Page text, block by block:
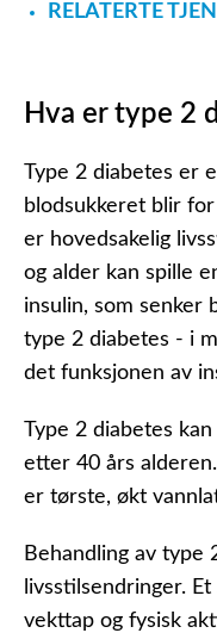
RELATERTE
Hva er type 2
Type 2 diabetes er
blodsukkeret blir
er hovedsakelig
og alder kan spille
insulin, som senker
type 2 diabetes - i
det funksjonen av
Type 2 diabetes
etter 40 års
er tørste, økt
Behandling av type
livsstilsendringer.
vekttap og fysisk